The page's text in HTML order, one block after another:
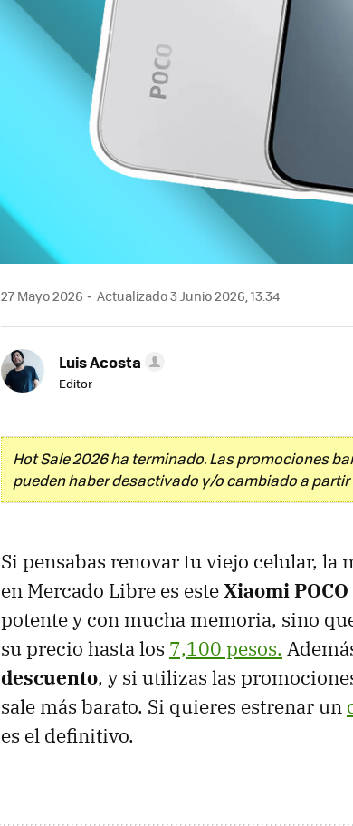
27 Mayo 2026 Actualizado 3 Junio 2026, 13:34
Luis Acosta
Editor
Hot Sale 2026 ha terminado. Las promociones
pueden haber desactivado y/o cambiado a partir
Si pensabas renovar tu viejo celular,
en Mercado Libre es esteXiaomi
potente y con mucha memoria, sino
su precio hasta los 7,100 pesos.
descuento, y si utilizas las
sale más barato. Si quieres estrenar un
es el definitivo.